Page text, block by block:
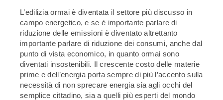
L’edilizia ormai è diventata il settore più discusso in
campo energetico, e se è importante parlare di
riduzione delle emissioni è diventato altrettanto
importante parlare di riduzione dei consumi, anche dal
punto di vista economico, in quanto ormai sono
diventati insostenibili. Il crescente costo delle materie
prime e dell’energia porta sempre di più l’accento sulla
necessità di non sprecare energia sia agli occhi del
semplice cittadino, sia a quelli più esperti del mondo